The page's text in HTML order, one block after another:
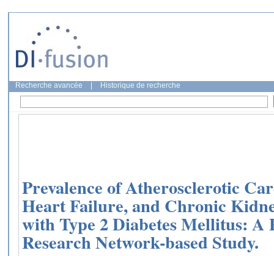
Recherche avancée Historique de recherche
Prevalence of Atherosclerotic
Heart Failure, and Chronic
with Type 2 Diabetes Mellitus:
Research Network-based Study.